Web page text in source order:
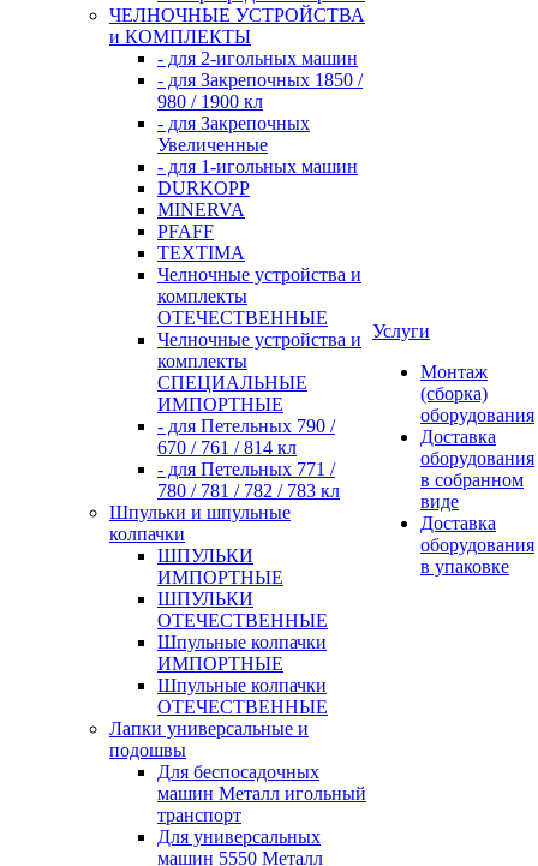
ЧЕЛНОЧНЫЕ УСТРОЙСТВА
и КОМПЛЕКТЫ
- для 2-игольных машин
- для Закрепочных 1850 /
980 / 1900 кл
- для Закрепочных
Увеличенные
- для 1-игольных машин
DURKOPP
MINERVA
PFAFF
TEXTIMA
Челночные устройства и
комплекты
ОТЕЧЕСТВЕННЫЕ
Челночные устройства и
комплекты
СПЕЦИАЛЬНЫЕ
ИМПОРТНЫЕ
- для Петельных 790 /
670 / 761 / 814 кл
- для Петельных 771 /
780 / 781 / 782 / 783 кл
Шпульки и шпульные
колпачки
ШПУЛЬКИ
ИМПОРТНЫЕ
ШПУЛЬКИ
ОТЕЧЕСТВЕННЫЕ
Шпульные колпачки
ИМПОРТНЫЕ
Шпульные колпачки
ОТЕЧЕСТВЕННЫЕ
Лапки универсальные и
подошвы
Для беспосадочных
машин Металл игольный
транспорт
Для универсальных
машин 5550 Металл
Услуги
Монтаж
(сборка)
оборудования
Доставка
оборудования
в собранном
виде
Доставка
оборудования
в упаковке